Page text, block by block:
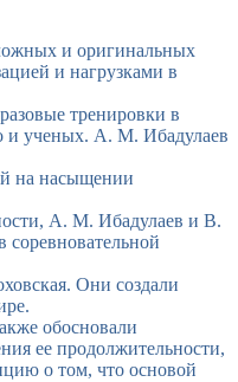
и оригинальных
и нагрузками в
тренировки в
и ученых. А. М. Ибадулаев
на насыщении
А. М. Ибадулаев и В.
Они создали
обосновали
ее продолжительности,
о том, что основой